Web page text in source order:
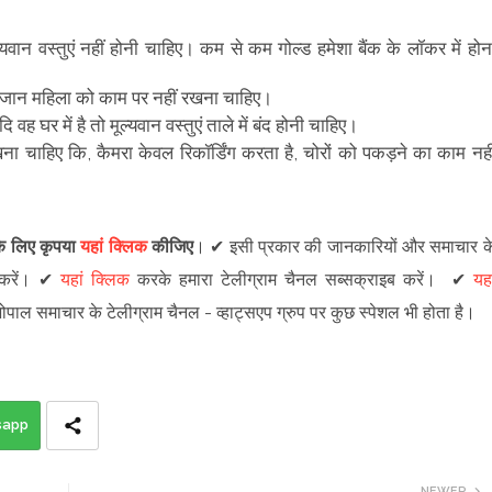
वस्तुएं नहीं होनी चाहिए। कम से कम गोल्ड हमेशा बैंक के लॉकर में
महिला को काम पर नहीं रखना चाहिए।
वह घर में है तो मूल्यवान वस्तुएं ताले में बंद होनी चाहिए।
चाहिए कि, कैमरा केवल रिकॉर्डिंग करता है, चोरों को पकड़ने का काम
लिए कृपयायहां क्लिककीजिए। ✔ इसी प्रकार की जानकारियों और समाचार
। ✔यहां क्लिककरके हमारा टेलीग्राम चैनल सब्सक्राइब करें। ✔
समाचार के टेलीग्राम चैनल - व्हाट्सएप ग्रुपपर कुछ स्पेशल भी होता है।